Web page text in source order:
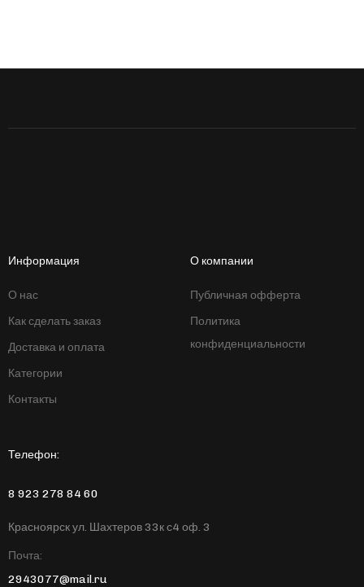
Информация
О нас
Как сделать заказ
Доставка и оплата
Категории
Контакты
О компании
Публичная офферта
Политика
конфиденциальности
Телефон:
8 923 278 84 60
Красноярск ул. Шахтеров 33к с4 оф. 3
Почта:
2943077@mail.ru